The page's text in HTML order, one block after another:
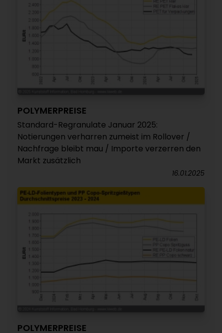
POLYMERPREISE
Standard-Regranulate Januar 2025:
Notierungen verharren zumeist im Rollover /
Nachfrage bleibt mau / Importe verzerren den
Markt zusätzlich
16.01.2025
POLYMERPREISE